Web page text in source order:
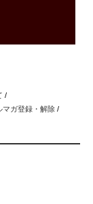
/
マガ登録・解除 /